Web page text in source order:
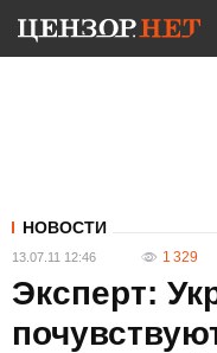
НОВОСТИ
13.07.11 12:46 1 329
Эксперт: